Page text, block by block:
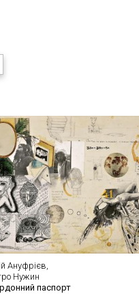
Ануфрієв,
Нужин
паспорт